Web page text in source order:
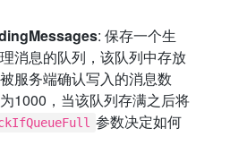
: 保存一个生
消息的队列，该队列中存放
服务端确认写入的消息数
1000，当该队列存满之后将
参数决定如何